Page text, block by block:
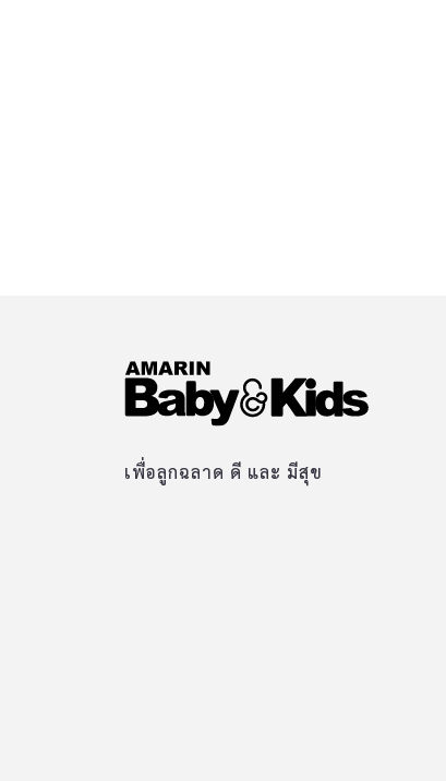
เพื่อลูกฉลาด ดี และ มีสุข